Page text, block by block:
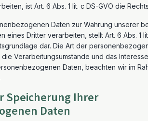
ist Art. 6 Abs. 1 lit. c DS-GVO die
Daten zur Wahrung unserer
eines Dritter verarbeiten, stellt Art. 6 Abs. 1
dar. Die Art der
Verarbeitungsumstände und das
Daten, beachten wir im
Speicherung Ihrer
Daten